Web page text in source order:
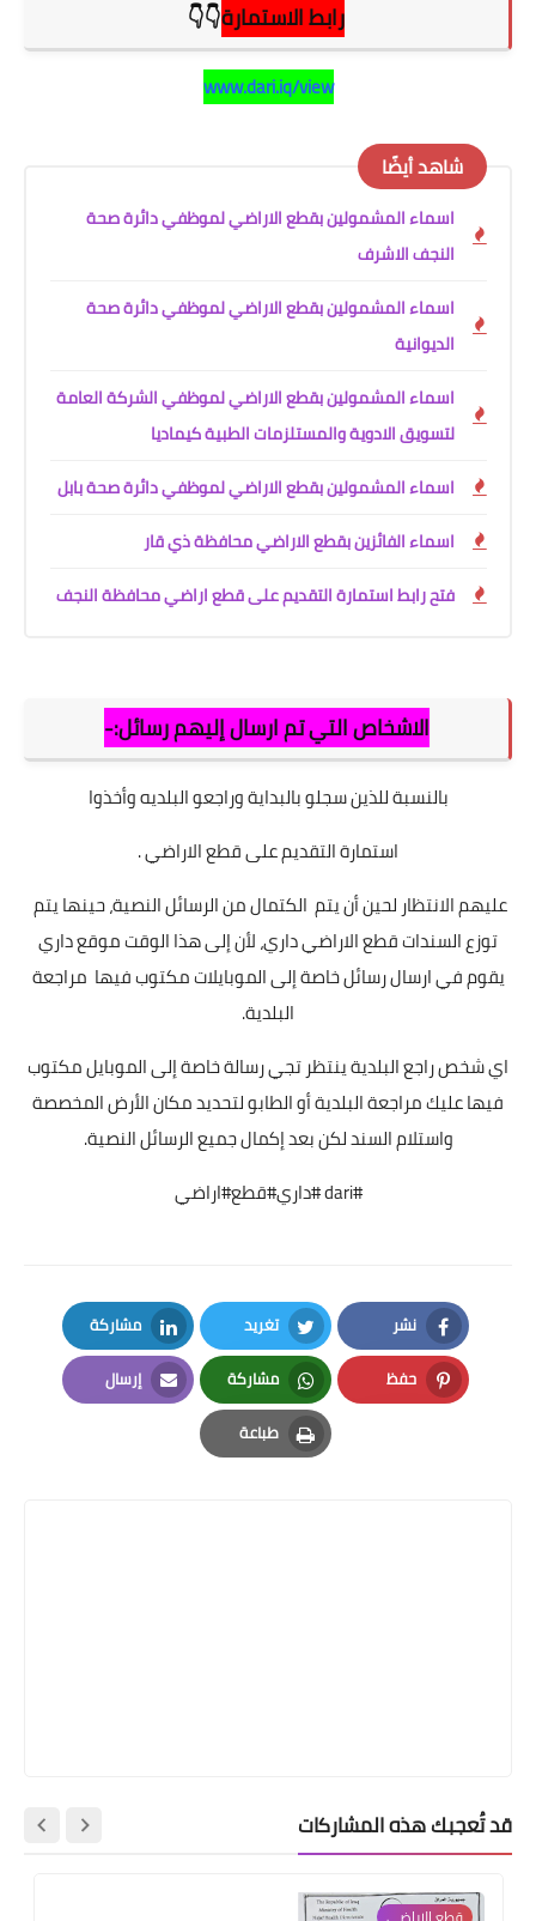
رابط الاستمارة👇👇
www.dari.iq/view
شاهد أيضًا
اسماء المشمولين بقطع الاراضي لموظفي دائرة صحة
النجف الاشرف
اسماء المشمولين بقطع الاراضي لموظفي دائرة صحة
الديوانية
اسماء المشمولين بقطع الاراضي لموظفي الشركة العامة
لتسويق الادوية والمستلزمات الطبية كيماديا
اسماء المشمولين بقطع الاراضي لموظفي دائرة صحة بابل
اسماء الفائزين بقطع الاراضي محافظة ذي قار
فتح رابط استمارة التقديم على قطع اراضي محافظة النجف
الاشخاص التي تم ارسال إليهم رسائل:-
بالنسبة للذين سجلو بالبداية وراجعو البلديه وأخذوا
استمارة التقديم على قطع الاراضي .
عليهم الانتظار لحين أن يتم الكتمال من الرسائل النصية، حينها يتم
توزع السندات قطع الاراضي داري، لأن إلى هذا الوقت موقع داري
يقوم في ارسال رسائل خاصة إلى الموبايلات مكتوب فيها مراجعة
البلدية.
اي شخص راجع البلدية ينتظر تجي رسالة خاصة إلى الموبايل مكتوب
فيها عليك مراجعة البلدية أو الطابو لتحديد مكان الأرض المخصصة
واستلام السند لكن بعد إكمال جميع الرسائل النصية.
#dari #داري#قطع#اراضي
نشر
Facebook
تغريد
Twitter
مشاركة
LinkedIn
حفظ
Pinterest
مشاركة
Whatsapp
إرسال
Email
طباعة
Print
قد تُعجبك هذه المشاركات